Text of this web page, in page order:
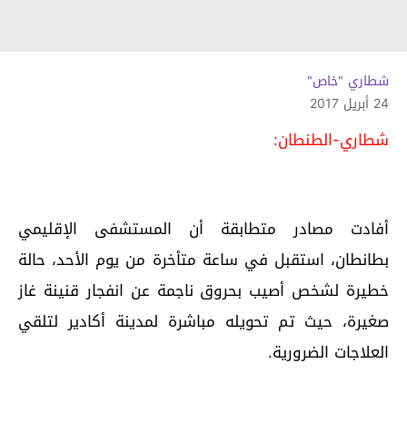
شطاري "خاص"
24 أبريل 2017
شطاري-الطنطان:
أفادت مصادر متطابقة أن المستشفى الإقليمي
بطانطان، استقبل في ساعة متأخرة من يوم الأحد، حالة
خطيرة لشخص أصيب بحروق ناجمة عن انفجار قنينة غاز
صغيرة، حيث تم تحويله مباشرة لمدينة أكادير لتلقي
العلاجات الضرورية.